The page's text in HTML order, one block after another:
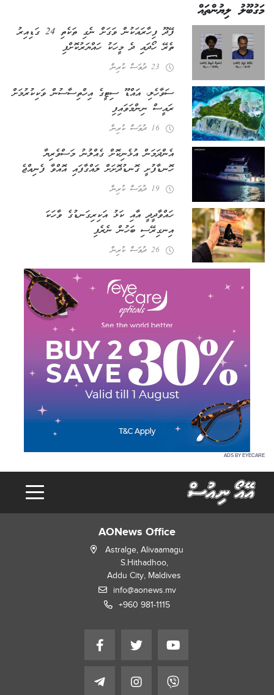
މަގުބޫލު ލިޔުންތައް
ފޭދޫ ފިހާރައަކުން ވަގަށް ނެގި ތަކެތި 24 ގަޑިއިރު
ތެރޭ ހޯދައި ދެ މީހަކު ހައްޔަރުކޮށްފި
23 ދުވަސް ކުރިން
ސަވާހެލި، އައްޑޫ ސިޓީގެ އިހްތިސާސުން ވަކިކުރުމަށް
ރައީސް ނިންމަވައިފި
16 ދުވަސް ކުރިން
އެންދަމަން އުޅެނިކޮށް ގެއްލުނު މަސްވެރިޔާ
ހޮނޑާފުށީ ގޮނޑުދޮށަށް ލައްގާފައި އޮއްވާ ފެނިއްޖެ
19 ދުވަސް ކުރިން
ހައްވާދީދީ އާއި ކަޅު އަކިރިގަނޑުގެ ވާހަކަ
އިނގިރޭސި ބަހުން ނެރެފި
26 ދުވަސް ކުރިން
ADS BY EYECARE
AONews Office
Astralge, Alivaamagu
S.Hithadhoo,
Addu City, Maldives
info@aonews.mv
+960 981-1115